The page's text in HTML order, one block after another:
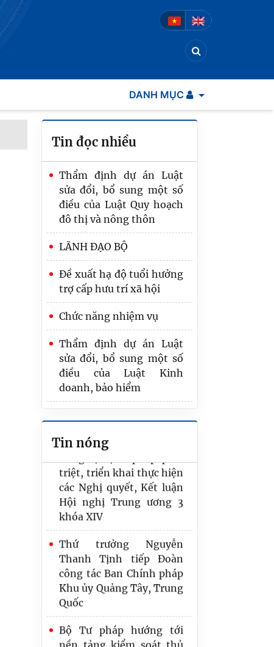
DANH MỤC
Tin đọc nhiều
Thẩm định dự án Luật
sửa đổi, bổ sung một số
điều của Luật Quy hoạch
đô thị và nông thôn
LÃNH ĐẠO BỘ
Đề xuất hạ độ tuổi hưởng
trợ cấp hưu trí xã hội
Chức năng nhiệm vụ
Thẩm định dự án Luật
sửa đổi, bổ sung một số
điều của Luật Kinh
doanh, bảo hiểm
chứng bằng 2 bài trắc
nghiệm
Tin nóng
Hồ sơ dự án Luật về văn
bản quy phạm pháp luật:
Hoàn thiện thẩm quyền,
nội dung ban hành văn
bản quy phạm pháp luật
Bộ trưởng Hoàng Thanh
Tùng: Tập trung cao độ
hoàn thiện thể chế, bảo
đảm tiến độ các dự án
luật
Đảng bộ Bộ Tư pháp quán
triệt, triển khai thực hiện
các Nghị quyết, Kết luận
Hội nghị Trung ương 3
khóa XIV
Thứ trưởng Nguyễn
Thanh Tịnh tiếp Đoàn
Khu ủy Quảng Tây, Trung
Quốc
Bộ Tư pháp hướng tới
nền tảng kiểm soát thủ
tục hành chính thông
minh